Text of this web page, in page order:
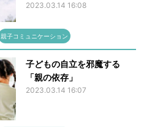
2023.03.14 16:08
親子コミュニケーション
子どもの自立を邪魔する
「親の依存」
2023.03.14 16:07